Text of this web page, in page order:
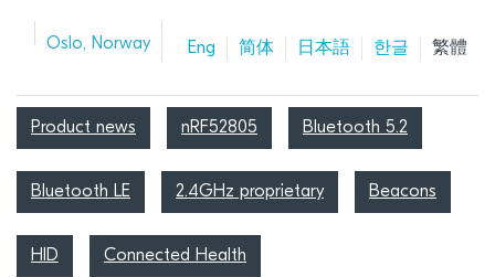
Oslo, Norway Eng 简体 日本語 한글 繁體
Product news nRF52805 Bluetooth 5.2
Bluetooth LE 2.4GHz proprietary Beacons
HID Connected Health